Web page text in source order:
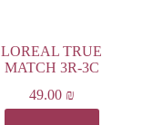
LOREAL TRUE
MATCH 3R-3C
49.00 ₪